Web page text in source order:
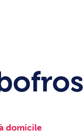
domicile